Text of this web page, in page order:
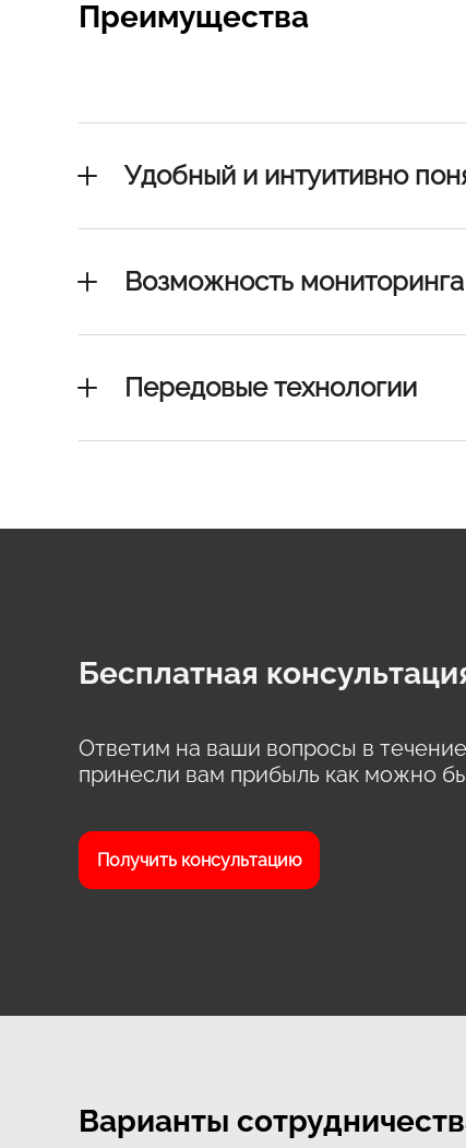
Преимущества
Удобный и интуитивно
Возможность
Передовые технологии
Бесплатная
Ответим на ваши вопросы в
принесли вам прибыль как можно
Получить консультацию
Варианты